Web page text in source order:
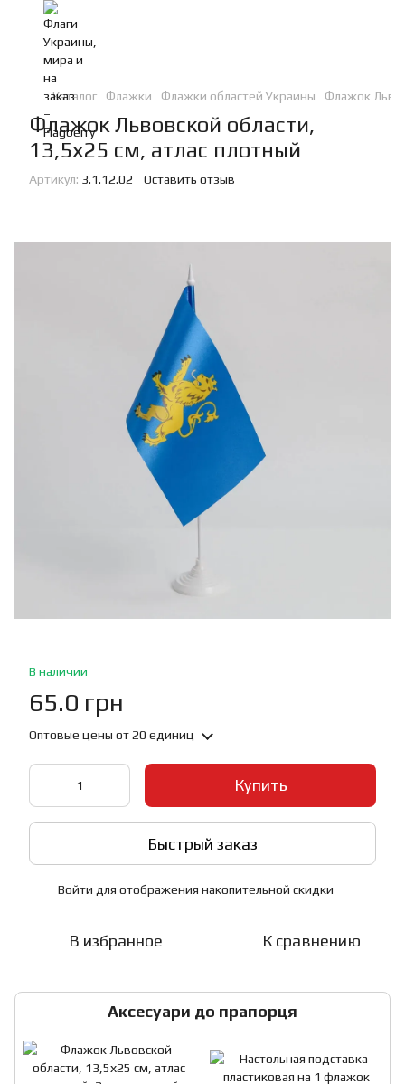
Каталог Флажки Флажки областей Украины Флажок
Флажок Львовской области,
13,5х25 см, атлас плотный
Артикул: 3.1.12.02 Оставить отзыв
В наличии
65.0 грн
Оптовые цены от 20 единиц
Купить
Быстрый заказ
Войти для отображения накопительной скидки
В избранное К сравнению
Аксесуари до прапорця